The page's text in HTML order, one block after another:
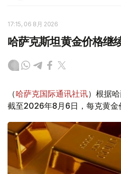
17:15, 06 8月 2026
哈萨克斯坦黄金价格继
（哈萨克国际通讯社讯）根据
截至2026年8月6日，每克黄金